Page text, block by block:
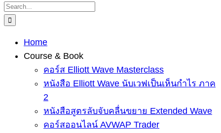
Search
for:
Home
Course & Book
คอร์ส Elliott Wave Masterclass
หนังสือ Elliott Wave นับเวฟเป็นเห็นกำไร ภาค
2
หนังสือสูตรลับจับคลื่นขยาย Extended Wave
คอร์สออนไลน์ AVWAP Trader